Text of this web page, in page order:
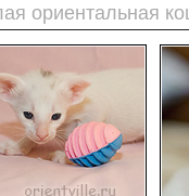
ориентальная